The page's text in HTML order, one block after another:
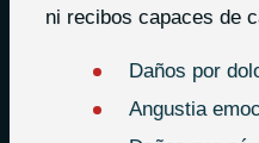
ni recibos capaces de
Daños por
Angustia